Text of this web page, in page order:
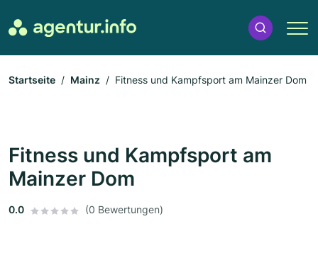
Startseite Mainz Fitness und Kampfsport am Mainzer Dom
Fitness und Kampfsport am
Mainzer Dom
0.0 (0 Bewertungen)